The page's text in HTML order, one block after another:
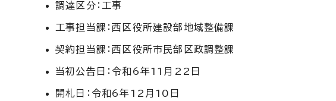
調達区分：工事
工事担当課：西区役所建設部地域整備課
契約担当課：西区役所市民部区政調整課
当初公告日：令和6年11月22日
開札日：令和6年12月10日